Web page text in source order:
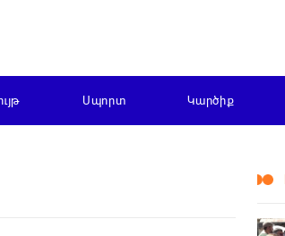
Սպորտ Կարծիք